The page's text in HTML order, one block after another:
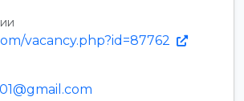
vacancy.php?id=87762